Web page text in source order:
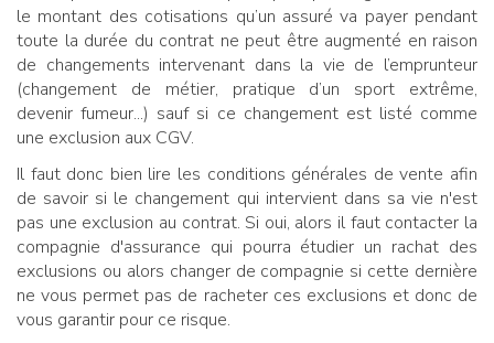
le montant des cotisations qu’un assuré va payer pendant
toute la durée du contrat ne peut être augmenté en raison
de changements intervenant dans la vie de l’emprunteur
(changement de métier, pratique d’un sport extrême,
devenir fumeur...) sauf si ce changement est listé comme
une exclusion aux CGV.
Il faut donc bien lire les conditions générales de vente afin
de savoir si le changement qui intervient dans sa vie n'est
pas une exclusion au contrat. Si oui, alors il faut contacter la
compagnie d'assurance qui pourra étudier un rachat des
exclusions ou alors changer de compagnie si cette dernière
ne vous permet pas de racheter ces exclusions et donc de
vous garantir pour ce risque.